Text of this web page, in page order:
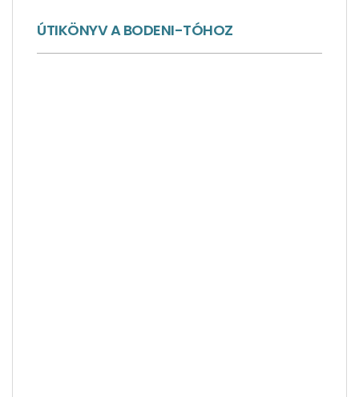
ÚTIKÖNYV A BODENI-TÓHOZ